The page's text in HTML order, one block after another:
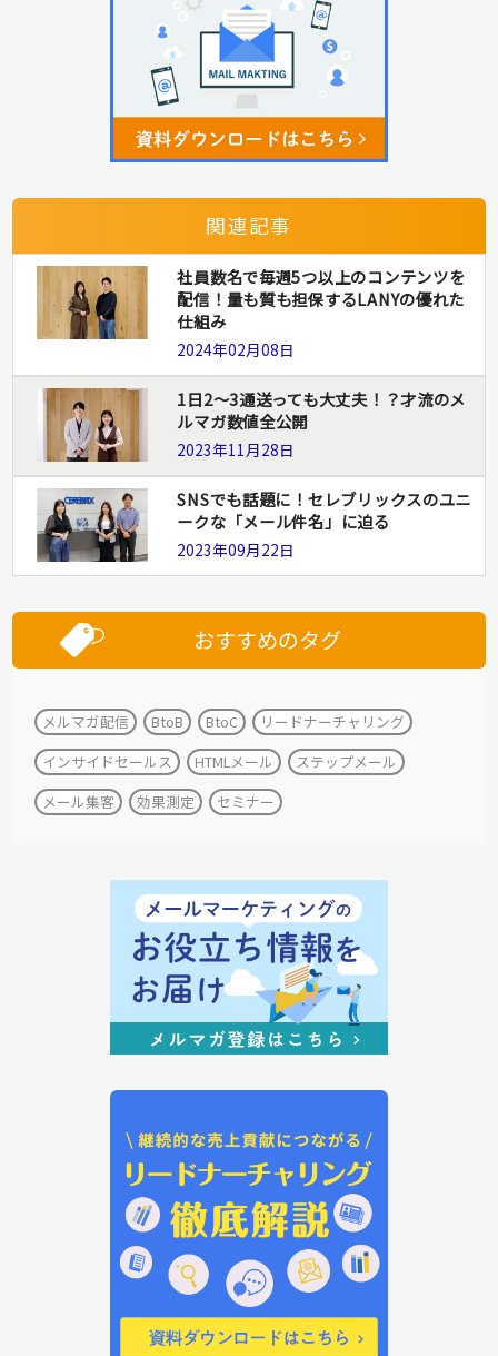
関連記事
社員数名で毎週5つ以上のコンテンツを
配信！量も質も担保するLANYの優れた
仕組み
2024年02月08日
1日2〜3通送っても大丈夫！？才流のメ
ルマガ数値全公開
2023年11月28日
SNSでも話題に！セレブリックスのユニ
ークな「メール件名」に迫る
2023年09月22日
おすすめのタグ
メルマガ配信 BtoB BtoC
リードナーチャリング
インサイドセールス
HTMLメール
ステップメール
メール集客
効果測定 セミナー